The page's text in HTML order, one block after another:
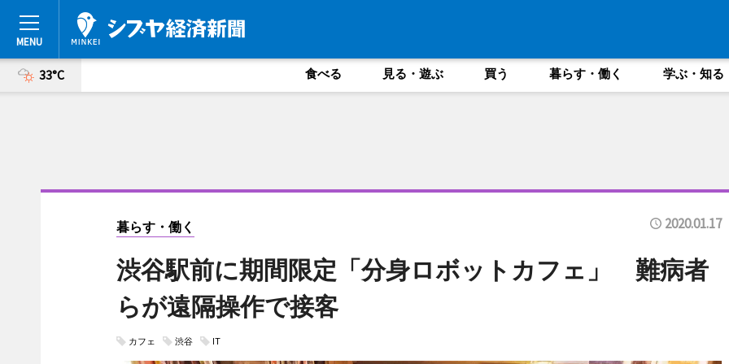
33°C 食べる 見る・遊ぶ 買う 暮らす・働く 学ぶ・知る
暮らす・働く 2020.01.17
渋谷駅前に期間限定「分身ロボットカフェ」 難病者
らが遠隔操作で接客
カフェ 渋谷 IT